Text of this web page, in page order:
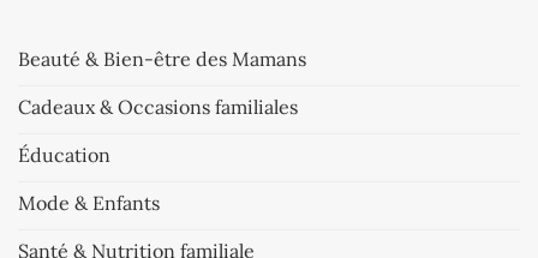
Beauté & Bien-être des Mamans
Cadeaux & Occasions familiales
Éducation
Mode & Enfants
Santé & Nutrition familiale